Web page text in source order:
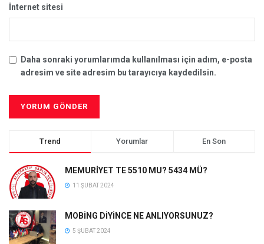
İnternet sitesi
Daha sonraki yorumlarımda kullanılması için adım, e-posta
adresim ve site adresim bu tarayıcıya kaydedilsin.
Trend Yorumlar En Son
MEMURİYET TE 5510 MU? 5434 MÜ?
11 ŞUBAT 2024
MOBİNG DİYİNCE NE ANLIYORSUNUZ?
5 ŞUBAT 2024